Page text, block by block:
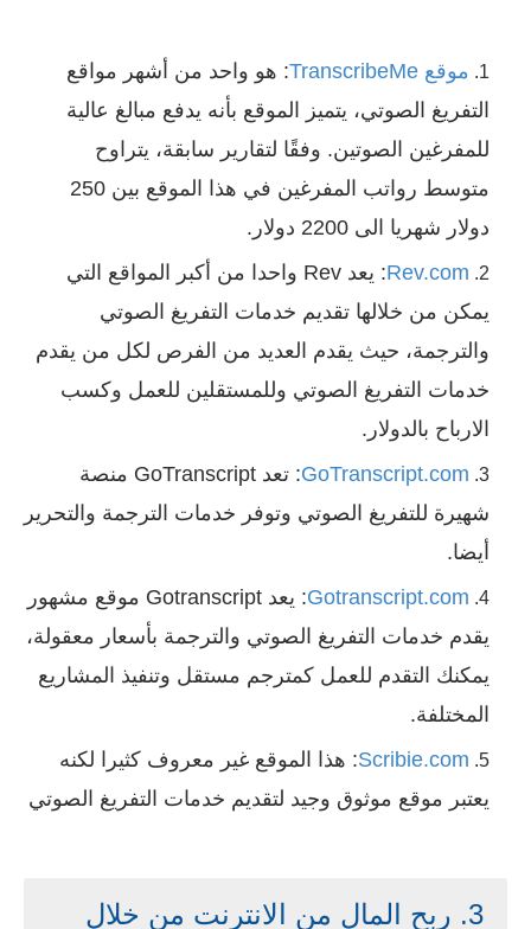
موقع TranscribeMe
: هو واحد من أشهر مواقع
التفريغ الصوتي، يتميز الموقع بأنه يدفع مبالغ عالية
للمفرغين الصوتين. وفقًا لتقارير سابقة، يتراوح
متوسط رواتب المفرغين في هذا الموقع بين 250
دولار شهريا الى 2200 دولار.
Rev.com
: يعد Rev واحدا من أكبر المواقع التي
يمكن من خلالها تقديم خدمات التفريغ الصوتي
والترجمة، حيث يقدم العديد من الفرص لكل من يقدم
خدمات التفريغ الصوتي وللمستقلين للعمل وكسب
الارباح بالدولار.
GoTranscript.com
: تعد GoTranscript منصة
شهيرة للتفريغ الصوتي وتوفر خدمات الترجمة والتحرير
أيضا.
Gotranscript.com
: يعد Gotranscript موقع مشهور
يقدم خدمات التفريغ الصوتي والترجمة بأسعار معقولة،
يمكنك التقدم للعمل كمترجم مستقل وتنفيذ المشاريع
المختلفة.
Scribie.com: هذا الموقع غير معروف كثيرا لكنه
يعتبر موقع موثوق وجيد لتقديم خدمات التفريغ الصوتي
3. ربح المال من الانترنت من خلال